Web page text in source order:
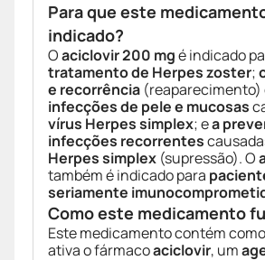
Para que este
indicado?
Oaciclovir 200 mgé indicado
tratamento de Herpes zoster;
e recorrência (reaparecimento)
infecções de pele e mucosas
vírus Herpes simplex; ea
infecções recorrentes
Herpes simplex (supressão). O
também é indicado para
seriamente
Como este medicamento
Este medicamento contém
ativa o fármacoaciclovir, um